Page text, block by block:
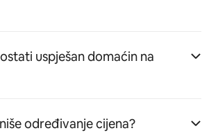
uspješan domaćin na
određivanje cijena?